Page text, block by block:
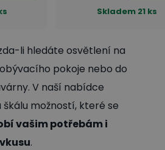
Skladem 21 ks
li hledáte osvětlení na
pokoje nebo do
V naší nabídce
možností, které se
vašim potřebám i
.